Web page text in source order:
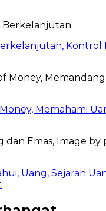
Kontrol
Memahami
Uang, Sejarah